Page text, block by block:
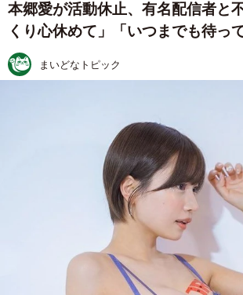
本郷愛が活動休止、有名配信者と
くり心休めて」「いつまでも待って
まいどなトピック